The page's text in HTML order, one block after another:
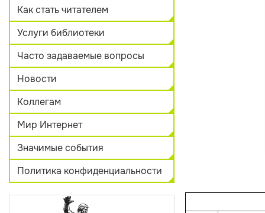
Как стать читателем
Услуги библиотеки
Часто задаваемые вопросы
Новости
Коллегам
Мир Интернет
Значимые события
Политика конфиденциальности